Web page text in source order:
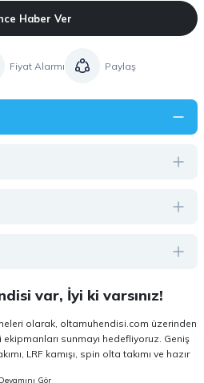
Haber Ver
Fiyat Alarmı Paylaş
var, İyi ki varsınız!
olarak, oltamuhendisi.com üzerinden
ekipmanları sunmayı hedefliyoruz. Geniş
LRF kamışı, spin olta takımı ve hazır